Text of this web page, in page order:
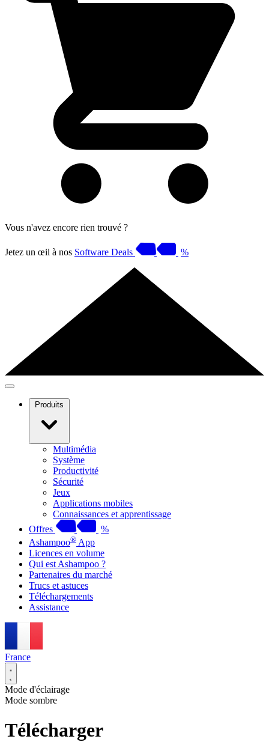
Vous n'avez encore rien trouvé ?
Jetez un œil à nos Software Deals %
Produits
Multimédia
Système
Productivité
Sécurité
Jeux
Applications mobiles
Connaissances et apprentissage
Offres
%
Ashampoo® App
Licences en volume
Qui est Ashampoo ?
Partenaires du marché
Trucs et astuces
Téléchargements
Assistance
France
Mode d'éclairage
Mode sombre
Télécharger